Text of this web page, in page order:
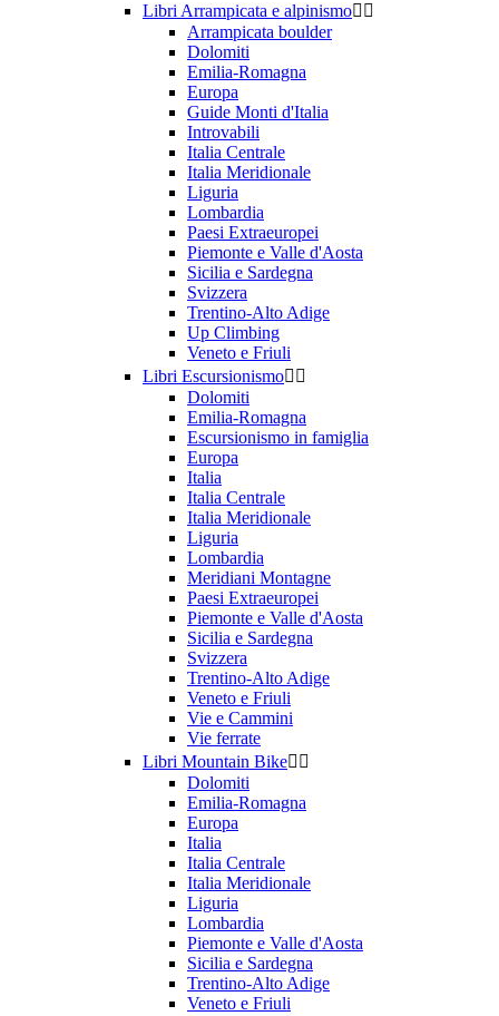
Libri Arrampicata e alpinismo 
Arrampicata boulder
Dolomiti
Emilia-Romagna
Europa
Guide Monti d'Italia
Introvabili
Italia Centrale
Italia Meridionale
Liguria
Lombardia
Paesi Extraeuropei
Piemonte e Valle d'Aosta
Sicilia e Sardegna
Svizzera
Trentino-Alto Adige
Up Climbing
Veneto e Friuli
Libri Escursionismo 
Dolomiti
Emilia-Romagna
Escursionismo in famiglia
Europa
Italia
Italia Centrale
Italia Meridionale
Liguria
Lombardia
Meridiani Montagne
Paesi Extraeuropei
Piemonte e Valle d'Aosta
Sicilia e Sardegna
Svizzera
Trentino-Alto Adige
Veneto e Friuli
Vie e Cammini
Vie ferrate
Libri Mountain Bike 
Dolomiti
Emilia-Romagna
Europa
Italia
Italia Centrale
Italia Meridionale
Liguria
Lombardia
Piemonte e Valle d'Aosta
Sicilia e Sardegna
Trentino-Alto Adige
Veneto e Friuli